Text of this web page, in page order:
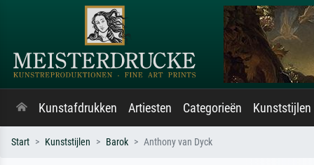
Kunstafdrukken Artiesten Categorieën Kunststijlen
Start Kunststijlen Barok Anthony van Dyck